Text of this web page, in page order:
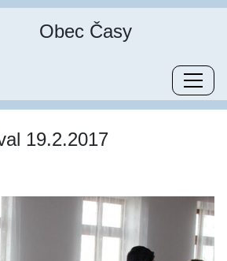
Obec Časy
19.2.2017